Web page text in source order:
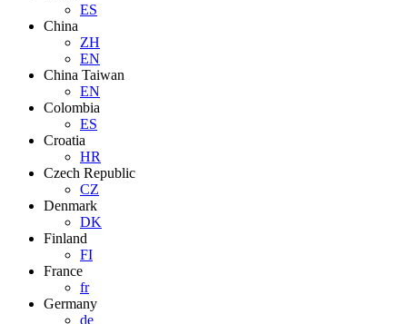
ES
China
ZH
EN
China Taiwan
EN
Colombia
ES
Croatia
HR
Czech Republic
CZ
Denmark
DK
Finland
FI
France
fr
Germany
de